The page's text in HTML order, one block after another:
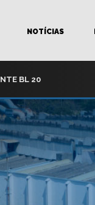
BL 20
NOTÍCIAS